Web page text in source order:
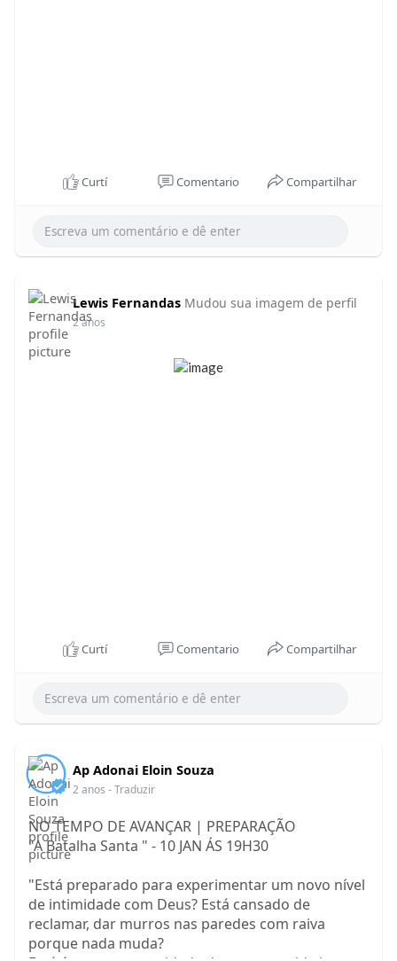
Curtí Comentario Compartilhar
Lewis Fernandas Mudou sua imagem de perfil
2 anos
Curtí Comentario Compartilhar
Ap Adonai Eloin Souza
2 anos - Traduzir
NO TEMPO DE AVANÇAR | PREPARAÇÃO
"A Batalha Santa " - 10 JAN ÁS 19H30
"Está preparado para experimentar um novo nível
de intimidade com Deus? Está cansado de
reclamar, dar murros nas paredes com raiva
porque nada muda?